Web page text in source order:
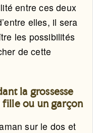
entre ces deux
elles, il sera
les possibilités
de cette
la grossesse
fille ou un garçon
sur le dos et